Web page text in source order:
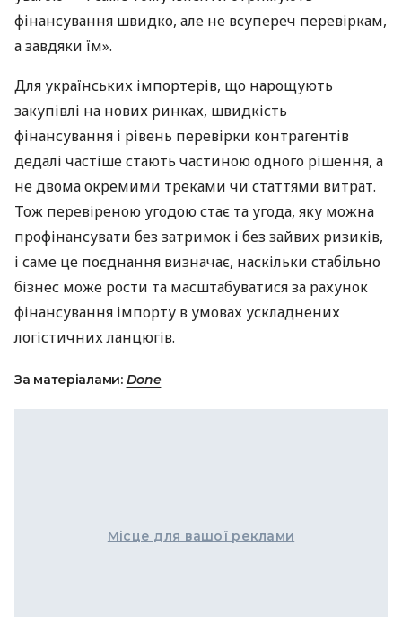
фінансування швидко, але не всупереч перевіркам,
а завдяки їм».
Для українських імпортерів, що нарощують
закупівлі на нових ринках, швидкість
фінансування і рівень перевірки контрагентів
дедалі частіше стають частиною одного рішення, а
не двома окремими треками чи статтями витрат.
Тож перевіреною угодою стає та угода, яку можна
профінансувати без затримок і без зайвих ризиків,
і саме це поєднання визначає, наскільки стабільно
бізнес може рости та масштабуватися за рахунок
фінансування імпорту в умовах ускладнених
логістичних ланцюгів.
За матеріалами: Done
Місце для вашої реклами